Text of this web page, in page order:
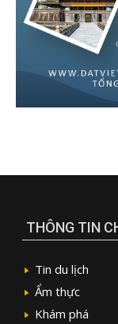
THÔNG TIN
Tin du lịch
Ẩm thực
Khám phá